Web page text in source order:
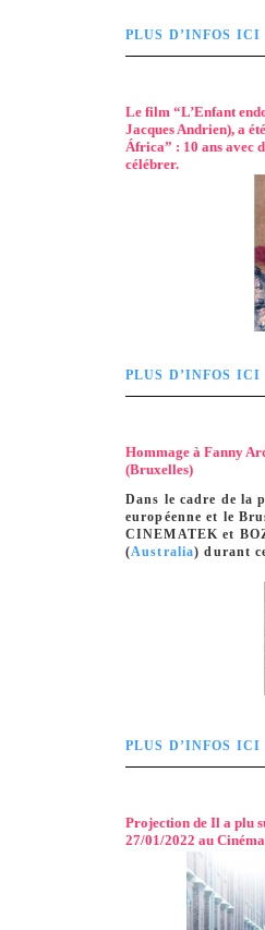
PLUS D’INFOS ICI
Le film “L’Enfant
Jacques Andrien), a
África” : 10 ans avec
célébrer.
PLUS D’INFOS ICI
Hommage à Fanny
(Bruxelles)
Dans le cadre de la
européenne et le
CINEMATEK et
(Australia) durant
PLUS D’INFOS ICI
Projection de Il a plu
27/01/2022 au